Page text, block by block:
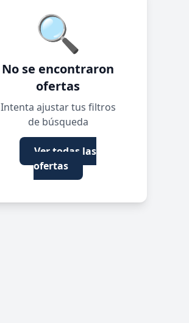
🔍
No se encontraron
ofertas
Intenta ajustar tus filtros
de búsqueda
Ver todas las
ofertas